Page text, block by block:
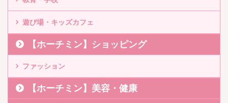
遊び場・キッズカフェ
【ホーチミン】ショッピング
ファッション
【ホーチミン】美容・健康